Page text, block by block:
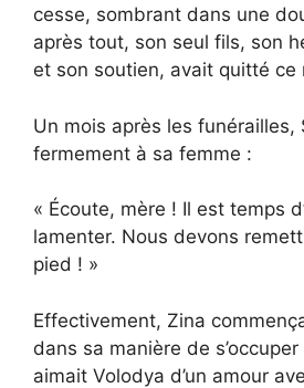
cesse, sombrant dans une
après tout, son seul fils, son
et son soutien, avait quitté ce
Un mois après les funérailles,
fermement à sa femme :
« Écoute, mère ! Il est temps
lamenter. Nous devons
pied ! »
Effectivement, Zina
dans sa manière de s’occuper
aimait Volodya d’un amour